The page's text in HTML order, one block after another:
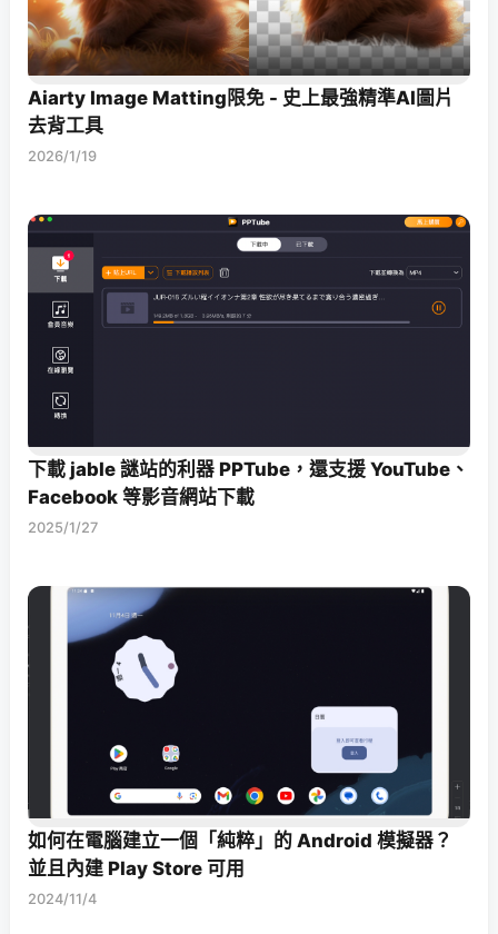
Aiarty Image Matting限免 - 史上最強精準AI圖片
去背工具
2026/1/19
下載 jable 謎站的利器 PPTube，還支援 YouTube、
Facebook 等影音網站下載
2025/1/27
如何在電腦建立一個「純粹」的 Android 模擬器？
並且內建 Play Store 可用
2024/11/4